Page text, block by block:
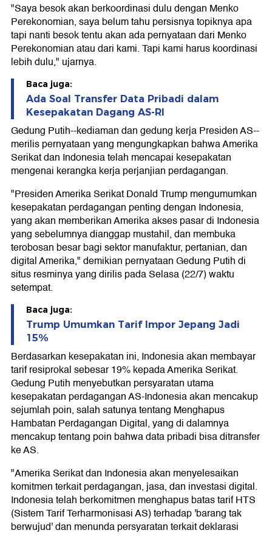
"Saya besok akan berkoordinasi dulu dengan Menko
Perekonomian, saya belum tahu persisnya topiknya apa
tapi nanti besok tentu akan ada pernyataan dari Menko
Perekonomian atau dari kami. Tapi kami harus koordinasi
lebih dulu," ujarnya.
Baca juga:
Ada Soal Transfer Data Pribadi dalam
Kesepakatan Dagang AS-RI
Gedung Putih--kediaman dan gedung kerja Presiden AS--
merilis pernyataan yang mengungkapkan bahwa Amerika
Serikat dan Indonesia telah mencapai kesepakatan
mengenai kerangka kerja perjanjian perdagangan.
"Presiden Amerika Serikat Donald Trump mengumumkan
kesepakatan perdagangan penting dengan Indonesia,
yang akan memberikan Amerika akses pasar di Indonesia
yang sebelumnya dianggap mustahil, dan membuka
terobosan besar bagi sektor manufaktur, pertanian, dan
digital Amerika," demikian pernyataan Gedung Putih di
situs resminya yang dirilis pada Selasa (22/7) waktu
setempat.
Baca juga:
Trump Umumkan Tarif Impor Jepang Jadi
15%
Berdasarkan kesepakatan ini, Indonesia akan membayar
tarif resiprokal sebesar 19% kepada Amerika Serikat.
Gedung Putih menyebutkan persyaratan utama
kesepakatan perdagangan AS-Indonesia akan mencakup
sejumlah poin, salah satunya tentang Menghapus
Hambatan Perdagangan Digital, yang di dalamnya
mencakup tentang poin bahwa data pribadi bisa ditransfer
ke AS.
"Amerika Serikat dan Indonesia akan menyelesaikan
komitmen terkait perdagangan, jasa, dan investasi digital.
Indonesia telah berkomitmen menghapus batas tarif HTS
(Sistem Tarif Terharmonisasi AS) terhadap 'barang tak
berwujud' dan menunda persyaratan terkait deklarasi